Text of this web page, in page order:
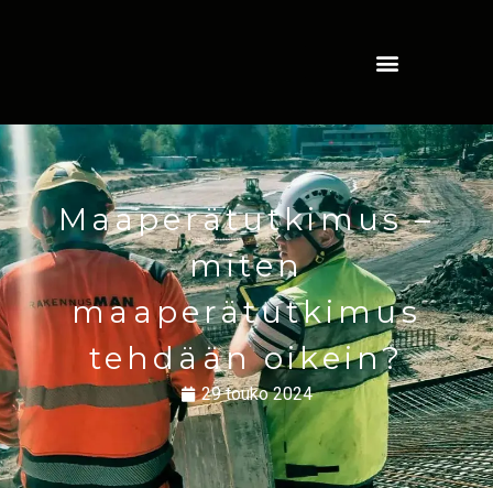
Maaperätutkimus –
miten
maaperätutkimus
tehdään oikein?
29 touko 2024